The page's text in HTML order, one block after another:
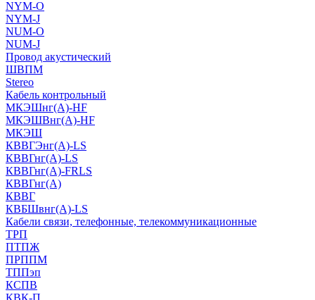
NYM-O
NYM-J
NUM-О
NUM-J
Провод акустический
ШВПМ
Stereo
Кабель контрольный
МКЭШнг(A)-HF
МКЭШВнг(А)-HF
МКЭШ
КВВГЭнг(А)-LS
КВВГнг(А)-LS
КВВГнг(А)-FRLS
КВВГнг(А)
КВВГ
КВБШвнг(А)-LS
Кабели связи, телефонные, телекоммуникационные
ТРП
ПТПЖ
ПРППМ
ТППэп
КСПВ
КВК-П